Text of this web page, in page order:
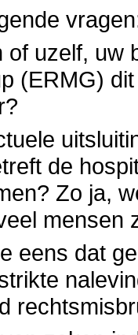
of uzelf, uw
(ERMG)
de
Zo ja,
mensen
eens dat